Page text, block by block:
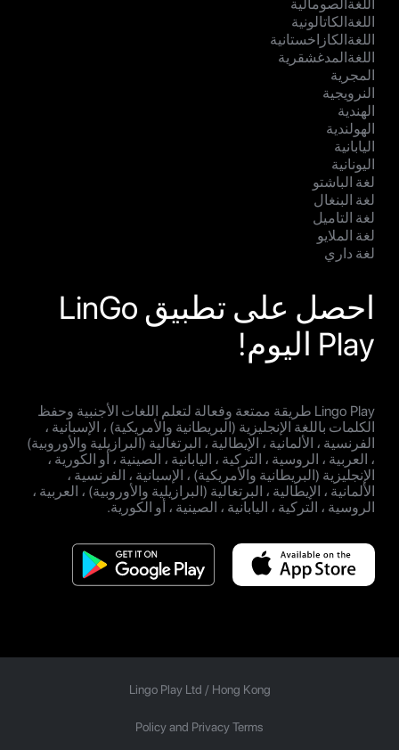
اللغةالصومالية
اللغةالكاتالونية
اللغةالكازاخستانية
اللغةالمدغشقرية
المجرية
النرويجية
الهندية
الهولندية
اليابانية
اليونانية
لغة الباشتو
لغة البنغال
لغة التاميل
لغة الملايو
لغة داري
احصل على تطبيق LinGo
Play اليوم!
Lingo Play طريقة ممتعة وفعالة لتعلم اللغات الأجنبية وحفظ
الكلمات باللغة الإنجليزية (البريطانية والأمريكية) ، الإسبانية ،
الفرنسية ، الألمانية ، الإيطالية ، البرتغالية (البرازيلية والأوروبية)
، العربية ، الروسية ، التركية ، اليابانية ، الصينية ، أو الكورية ،
الإنجليزية (البريطانية والأمريكية) ، الإسبانية ، الفرنسية ،
الألمانية ، الإيطالية ، البرتغالية (البرازيلية والأوروبية) ، العربية ،
الروسية ، التركية ، اليابانية ، الصينية ، أو الكورية.
Lingo Play Ltd / Hong Kong
Policy and Privacy Terms